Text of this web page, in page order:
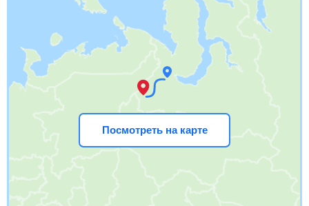
Посмотреть на карте